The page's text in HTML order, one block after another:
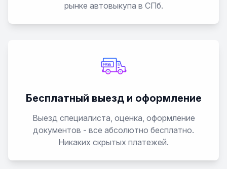
рынке автовыкупа в СПб.
Бесплатный выезд и оформление
Выезд специалиста, оценка, оформление
документов - все абсолютно бесплатно.
Никаких скрытых платежей.